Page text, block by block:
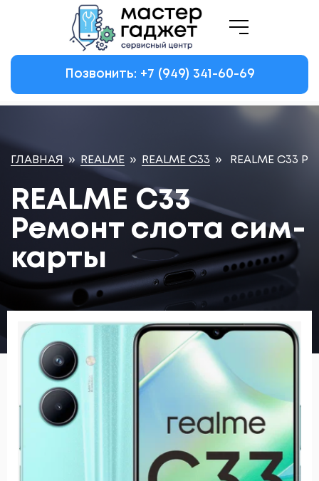
Позвонить: +7 (949) 341-60-69
ГЛАВНАЯ » REALME » REALME C33 » REALME C33
REALME C33
Ремонт слота сим-
карты